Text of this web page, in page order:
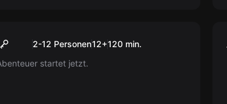
der 7 Linden
2-12 Personen12+120 min.
startet jetzt.